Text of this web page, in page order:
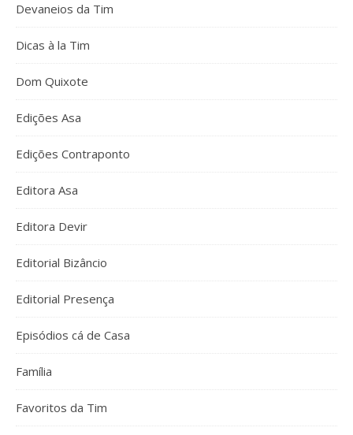
Devaneios da Tim
Dicas à la Tim
Dom Quixote
Edições Asa
Edições Contraponto
Editora Asa
Editora Devir
Editorial Bizâncio
Editorial Presença
Episódios cá de Casa
Família
Favoritos da Tim